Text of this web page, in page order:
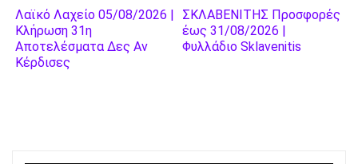
Λαϊκό Λαχείο 05/08/2026 |
Κλήρωση 31η
Αποτελέσματα Δες Αν
Κέρδισες
ΣΚΛΑΒΕΝΙΤΗΣ Προσφορές
έως 31/08/2026 |
Φυλλάδιο Sklavenitis